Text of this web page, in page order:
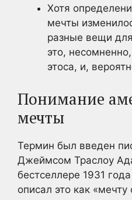
Хотя
мечты
разные вещи
это,
этоса, и,
Понимание
мечты
Термин был введен
Джеймсом Траслоу
бестселлере 1931 года
описал это как «мечту